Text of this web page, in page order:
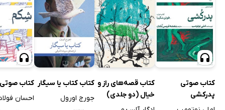
کتاب صوتی
پدرکشی
کتاب قصه‌های راز و
خیال (دو جلدی)
کتاب کتاب یا سیگار
جورج اورول
کتاب
احسان